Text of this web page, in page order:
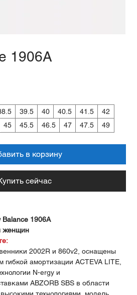
1906A
39.5 40 40.5 41.5
42
45 45.5 46.5 47 47.5 49
в корзину
сейчас
Balance 1906A
женщин
2002R и 860v2, оснащены
гибкой амортизации ACTEVA LITE,
N-ergy и
ABZORB SBS в области